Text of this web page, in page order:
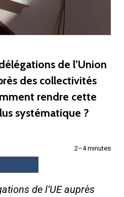
de l’Union
des collectivités
rendre cette
systématique ?
2–4 minutes
l’étude
de l’UE auprès